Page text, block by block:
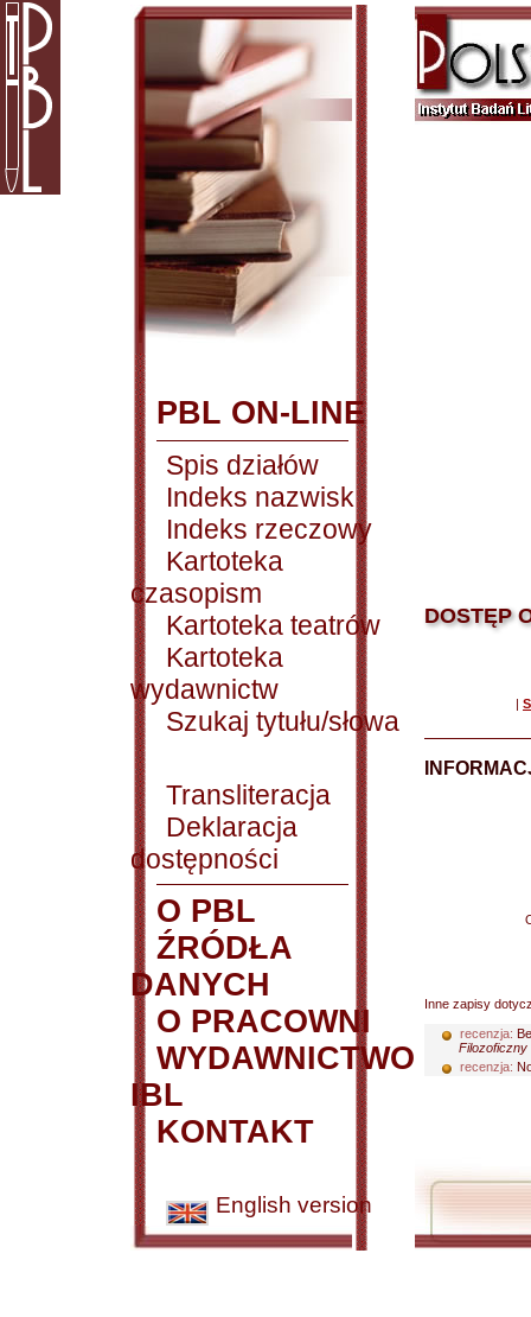
PBL ON-LINE
Spis działów
Indeks nazwisk
Indeks rzeczowy
Kartoteka
czasopism
Kartoteka teatrów
Kartoteka
wydawnictw
Szukaj tytułu/słowa
Transliteracja
Deklaracja
dostępności
O PBL
ŹRÓDŁA
DANYCH
O PRACOWNI
WYDAWNICTWO
IBL
KONTAKT
English version
DOSTĘP
|
Inne zapisy
recenzja:
Filozoficzny
recenzja: